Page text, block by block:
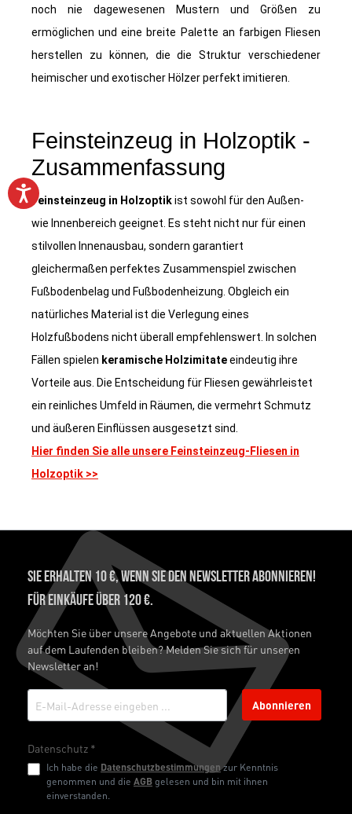
noch nie dagewesenen Mustern und Größen zu
ermöglichen und eine breite Palette an farbigen Fliesen
herstellen zu können, die die Struktur verschiedener
heimischer und exotischer Hölzer perfekt imitieren.
Feinsteinzeug in Holzoptik -
Zusammenfassung
Feinsteinzeug in Holzoptikist sowohl für den Außen-
wie Innenbereich geeignet. Es steht nicht nur für einen
stilvollen Innenausbau, sondern garantiert
gleichermaßen perfektes Zusammenspiel zwischen
Fußbodenbelag und Fußbodenheizung. Obgleich ein
natürliches Material ist die Verlegung eines
Holzfußbodens nicht überall empfehlenswert. In solchen
Fällen spielen keramische Holzimitateeindeutig ihre
Vorteile aus. Die Entscheidung für Fliesen gewährleistet
ein reinliches Umfeld in Räumen, die vermehrt Schmutz
und äußeren Einflüssen ausgesetzt sind.
Hier finden Sie alle unsere Feinsteinzeug-Fliesen in
Holzoptik >>
Sie erhalten 10 €, wenn Sie den Newsletter abonnieren!
Für Einkäufe über 120 €.
Möchten Sie über unsere Angebote und aktuellen Aktionen
auf dem Laufenden bleiben? Melden Sie sich für unseren
Newsletter an!
Abonnieren
Datenschutz *
Ich habe die Datenschutzbestimmungenzur Kenntnis
genommen und die AGBgelesen und bin mit ihnen
einverstanden.